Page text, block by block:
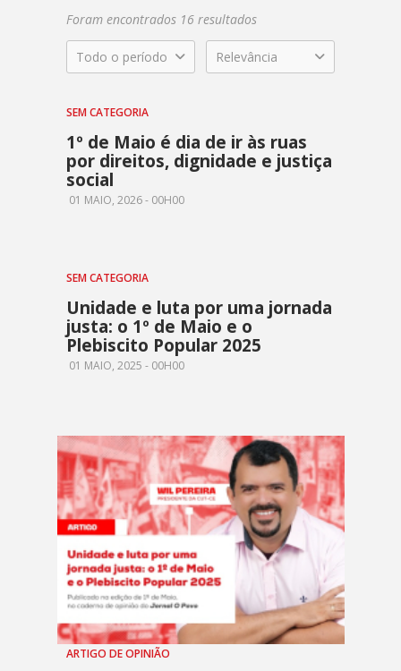
Foram encontrados 16 resultados
Todo o período Relevância
SEM CATEGORIA
1º de Maio é dia de ir às ruas
por direitos, dignidade e justiça
social
01 MAIO, 2026 - 00H00
SEM CATEGORIA
Unidade e luta por uma jornada
justa: o 1º de Maio e o
Plebiscito Popular 2025
01 MAIO, 2025 - 00H00
ARTIGO DE OPINIÃO